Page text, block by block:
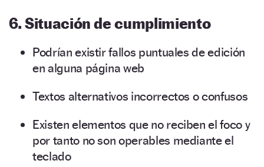
6. Situación de cumplimiento
Podrían existir fallos puntuales de edición
en alguna página web
Textos alternativos incorrectos o confusos
Existen elementos que no reciben el foco y
por tanto no son operables mediante el
teclado